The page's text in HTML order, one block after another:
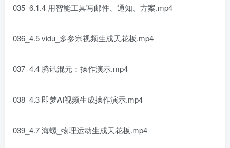
035_6.1.4 用智能工具写邮件、通知、方案.mp4
036_4.5 vidu_多参宗视频生成天花板.mp4
037_4.4 腾讯混元：操作演示.mp4
038_4.3 即梦AI视频生成操作演示.mp4
039_4.7 海螺_物理运动生成天花板.mp4